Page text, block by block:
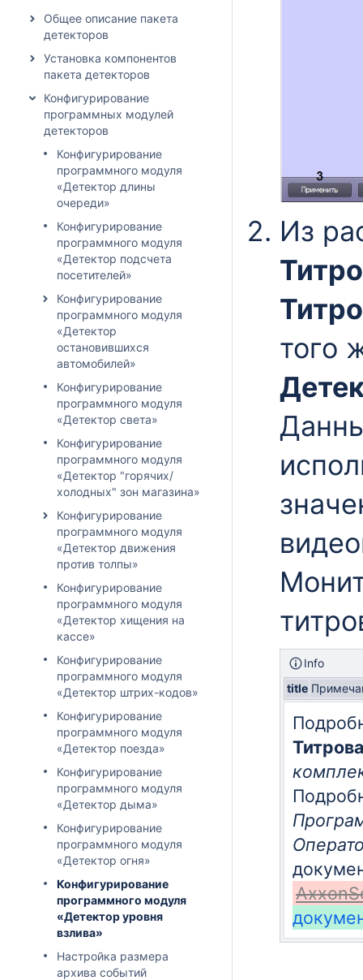
Общее описание пакета
детекторов
Установка компонентов
пакета детекторов
Конфигурирование
программных модулей
детекторов
Конфигурирование
программного модуля
«Детектор длины
очереди»
Конфигурирование
программного модуля
«Детектор подсчета
посетителей»
Конфигурирование
программного модуля
«Детектор
остановившихся
автомобилей»
Конфигурирование
программного модуля
«Детектор света»
Конфигурирование
программного модуля
«Детектор "горячих/
холодных" зон магазина»
Конфигурирование
программного модуля
«Детектор движения
против толпы»
Конфигурирование
программного модуля
«Детектор хищения на
кассе»
Конфигурирование
программного модуля
«Детектор штрих-кодов»
Конфигурирование
программного модуля
«Детектор поезда»
Конфигурирование
программного модуля
«Детектор дыма»
Конфигурирование
программного модуля
«Детектор огня»
Конфигурирование
программного модуля
«Детектор уровня
взлива»
Настройка размера
архива событий
Из
того
Info
title